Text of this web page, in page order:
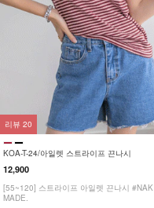
KOA-T-24/아일렛 스트라이프 끈나시
12,900
[55~120] 스트라이프 아일렛 끈나시 #NAK
MADE.
리뷰 20